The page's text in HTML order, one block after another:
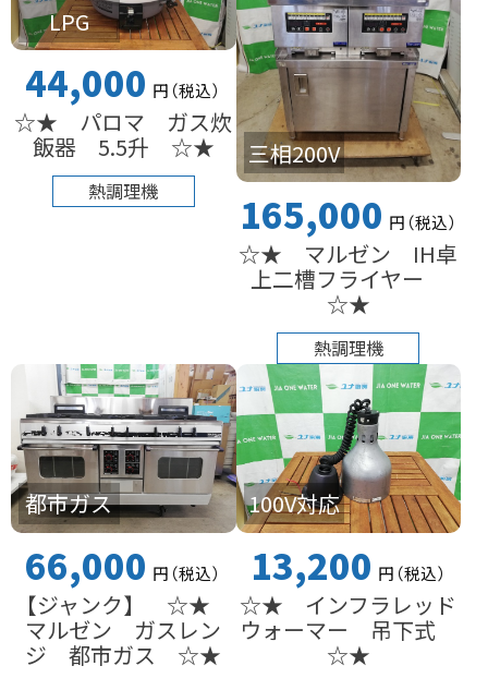
LPG
44,000 円（税込）
☆★ パロマ ガス炊
飯器 5.5升 ☆★
熱調理機
三相200V
165,000 円（税込）
☆★ マルゼン IH卓
上二槽フライヤー
☆★
熱調理機
都市ガス
66,000 円（税込）
【ジャンク】 ☆★
マルゼン ガスレン
ジ 都市ガス ☆★
100V対応
13,200 円（税込）
☆★ インフラレッド
ウォーマー 吊下式
☆★